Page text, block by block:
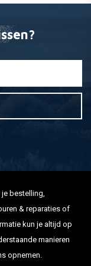
bestelling,
& reparaties of
kun je altijd op
manieren
opnemen.